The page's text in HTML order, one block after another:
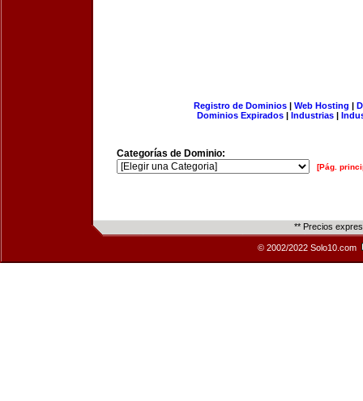
Registro de Dominios| Web Hosting |
Dominios Expirados | Industrias |
Categorías de Dominio:
[Pág.
** Precios
© 2002/2022 Solo10.com